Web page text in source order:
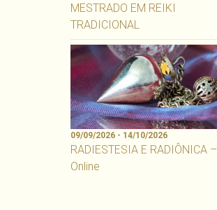
MESTRADO EM REIKI
TRADICIONAL
09/09/2026 - 14/10/2026
RADIESTESIA E RADIÔNICA –
Online